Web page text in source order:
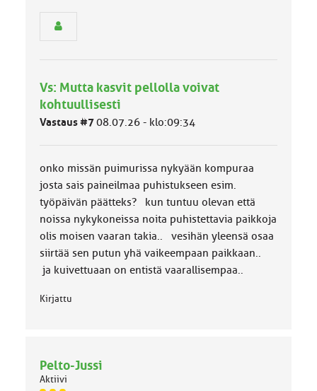
m
ä
u
k
a
:
Vs: Mutta kasvit pellolla voivat
kohtuullisesti
Vastaus #708.07.26 - klo:09:34
onko missän puimurissa nykyään kompuraa
josta sais paineilmaa puhistukseen esim.
työpäivän päätteks? kun tuntuu olevan että
noissa nykykoneissa noita puhistettavia paikkoja
olis moisen vaaran takia.. vesihän yleensä osaa
siirtää sen putun yhä vaikeempaan paikkaan..
ja kuivettuaan on entistä vaarallisempaa..
Kirjattu
Pelto-Jussi
Aktiivi